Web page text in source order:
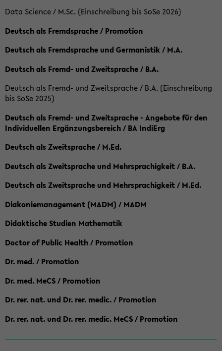
Data Science / M.Sc. (Einschreibung bis SoSe 2026)
Deutsch als Fremdsprache / Promotion
Deutsch als Fremdsprache und Germanistik / M.A.
Deutsch als Fremd- und Zweitsprache / B.A.
Deutsch als Fremd- und Zweitsprache / B.A. (Einschreibung
bis SoSe 2025)
Deutsch als Fremd- und Zweitsprache - Angebote für den
Individuellen Ergänzungsbereich / BA IndiErg
Deutsch als Zweitsprache / M.Ed.
Deutsch als Zweitsprache und Mehrsprachigkeit / B.A.
Deutsch als Zweitsprache und Mehrsprachigkeit / M.Ed.
Diakoniemanagement (MADM) / MADM
Didaktische Studien Mathematik
Doctor of Public Health / Promotion
Dr. med. / Promotion
Dr. med. MeCS / Promotion
Dr. rer. nat. und Dr. rer. medic. / Promotion
Dr. rer. nat. und Dr. rer. medic. MeCS / Promotion